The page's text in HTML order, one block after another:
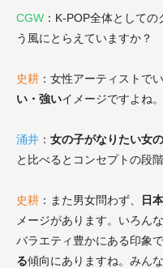
CGW ：K-POP全体として
う風にとらえていますか？
史耕 ：女性アーティストで
い・強いイメージですよね。
涌井 ： 女の子がなりたい女
と比べるとコンセプトの段
史耕 ：また男女問わず、 日
メージがあります。いろん
バラエティ豊かにある印象で
る傾向にありますね。みん